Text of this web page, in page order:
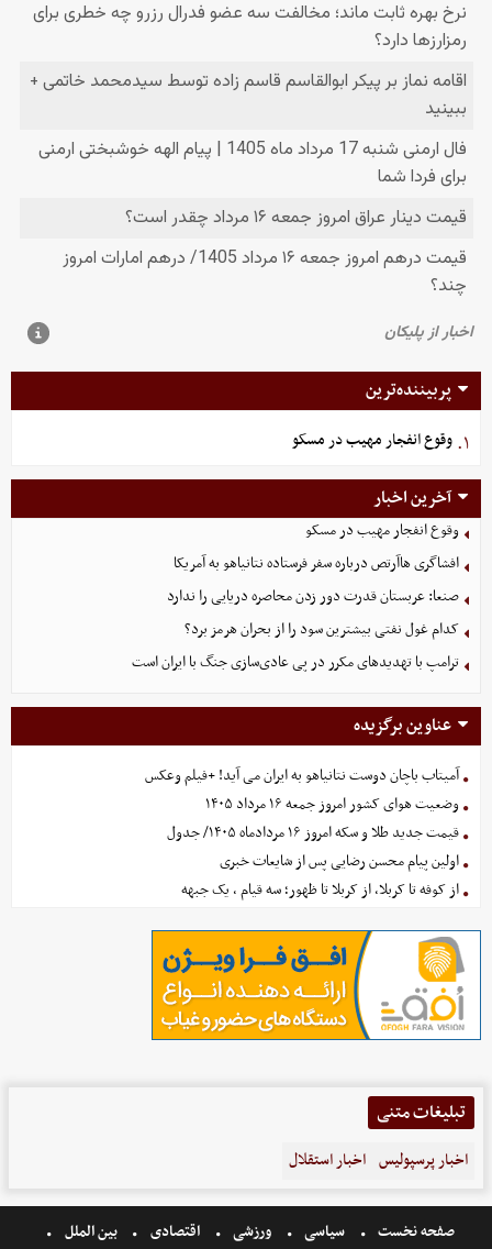
پربیننده‌ترین
۱. وقوع انفجار مهیب در مسکو
آخرین اخبار
وقوع انفجار مهیب در مسکو
افشاگری هاآرتص درباره سفر فرستاده نتانیاهو به آمریکا
صنعا: عربستان قدرت دور زدن محاصره دریایی را ندارد
کدام غول نفتی بیشترین سود را از بحران هرمز برد؟
ترامپ با تهدیدهای مکرر در پی عادی‌سازی جنگ با ایران است
عناوین برگزیده
آمیتاب باچان دوست نتانیاهو به ایران می آید! +فیلم وعکس
وضعیت هوای کشور امروز جمعه ۱۶ مرداد ۱۴۰۵
قیمت جدید طلا و سکه امروز ۱۶ مردادماه ۱۴۰۵/ جدول
اولین پیام محسن رضایی پس از شایعات خبری
از کوفه تا کربلا، از کربلا تا ظهور؛ سه قیام ، یک جبهه
تبلیغات متنی
اخبار پرسپولیس اخبار استقلال
صفحه نخست سیاسی ورزشی اقتصادی
بین الملل